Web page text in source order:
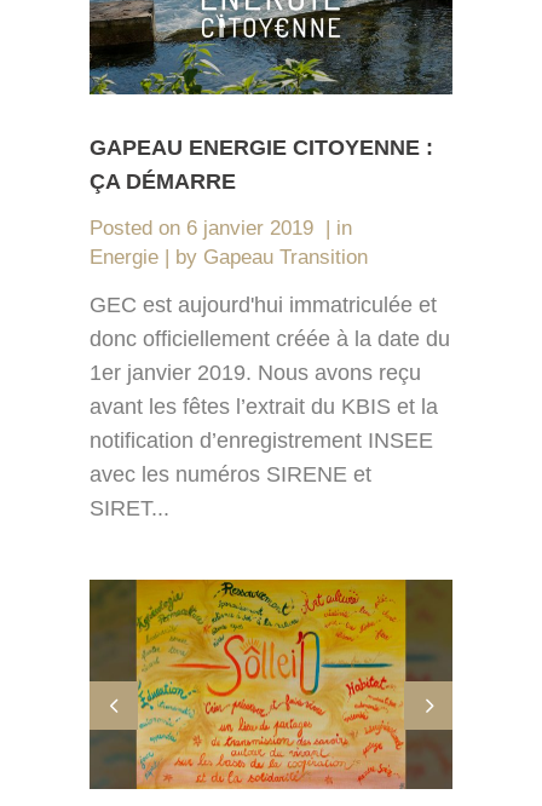
GAPEAU ENERGIE CITOYENNE :
ÇA DÉMARRE
Posted on 6 janvier 2019
in
Energie
by Gapeau Transition
GEC est aujourd'hui immatriculée et
donc officiellement créée à la date du
1er janvier 2019. Nous avons reçu
avant les fêtes l’extrait du KBIS et la
notification d’enregistrement INSEE
avec les numéros SIRENE et
SIRET...